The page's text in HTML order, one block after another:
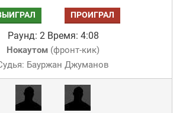
ПРОИГРАЛ
Раунд: 2 Время: 4:08
Нокаутом (фронт-кик)
Бауржан Джуманов